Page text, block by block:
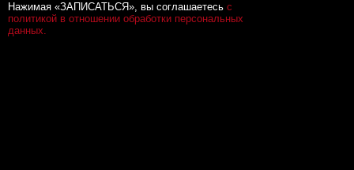
Нажимая «ЗАПИСАТЬСЯ», вы соглашаетесь с
политикой в отношении обработки персональных
данных.